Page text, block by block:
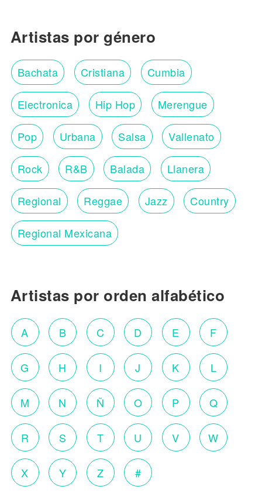
Artistas por género
Bachata Cristiana Cumbia
Electronica Hip Hop Merengue
Pop Urbana Salsa Vallenato
Rock R&B Balada Llanera
Regional Reggae Jazz Country
Regional Mexicana
Artistas por orden alfabético
A B C D E F
G H I J K L
M N Ñ O P Q
R S T U V W
X Y Z #